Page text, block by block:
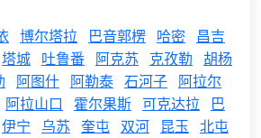
博尔塔拉 巴音郭楞 哈密
昌吉
塔城 吐鲁番 阿克苏 克孜勒 胡杨
阿图什 阿勒泰 石河子 阿拉尔
阿拉山口 霍尔果斯 可克达拉
巴
伊宁 乌苏 奎屯 双河 昆玉 北屯